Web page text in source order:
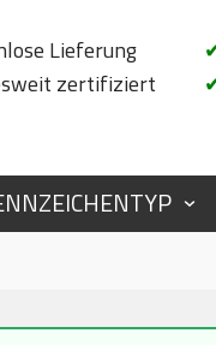
Lieferung
zertifiziert